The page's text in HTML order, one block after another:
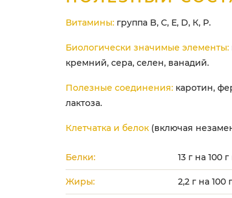
Витамины: группа B, C, Е, D, К, Р.
Биологически значимые элементы:
кремний, сера, селен, ванадий.
Полезные соединения: каротин,
лактоза.
Клетчатка и белок (включая
Белки: 13 г на 100
Жиры: 2,2 г на 100